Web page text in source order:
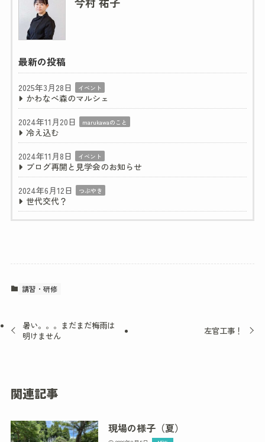
最新の投稿
2025年3月28日 イベント
かわなべ森のマルシェ
2024年11月20日
marukawaのこと
冷え込む
2024年11月8日
イベント
ブログ再開と見学会のお知らせ
2024年6月12日
つぶやき
世代交代？
講習・研修
暑い。。。まだまだ梅雨は
明けません
左官工事！
関連記事
現場の様子（夏）